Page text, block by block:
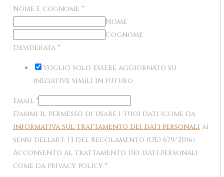
Nome e cognome *
Nome
Cognome
Desiderata *
Voglio solo essere aggiornato su
iniziative simili in futuro
Email *
Dammi il permesso di usare i tuoi dati (come da
informativa sul trattamento dei dati personali ai
sensi dell'art. 13 del Regolamento (UE) 679/2016)
Acconsento al trattamento dei dati personali
come da privacy policy *